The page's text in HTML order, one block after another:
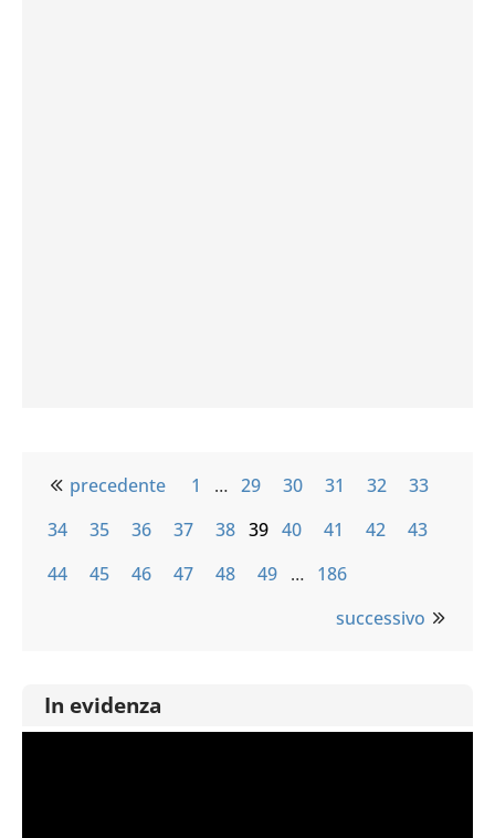
precedente 1 … 29 30 31 32
33
34
35 36 37 38 39 40 41 42
43
44
45 46 47 48 49 … 186
successivo
In evidenza